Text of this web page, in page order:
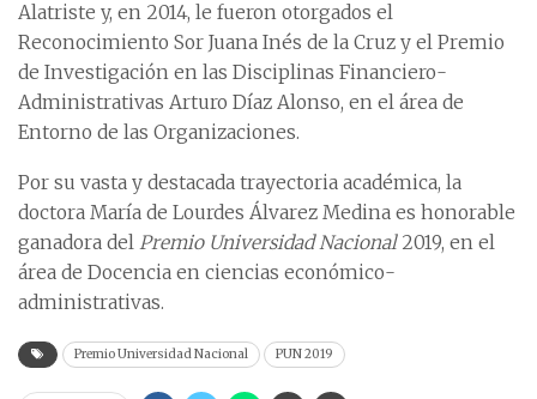
Alatriste y, en 2014, le fueron otorgados el
Reconocimiento Sor Juana Inés de la Cruz y el Premio
de Investigación en las Disciplinas Financiero-
Administrativas Arturo Díaz Alonso, en el área de
Entorno de las Organizaciones.
Por su vasta y destacada trayectoria académica, la
doctora María de Lourdes Álvarez Medina es honorable
ganadora del Premio Universidad Nacional2019, en el
área de Docencia en ciencias económico-
administrativas.
Premio Universidad Nacional PUN 2019